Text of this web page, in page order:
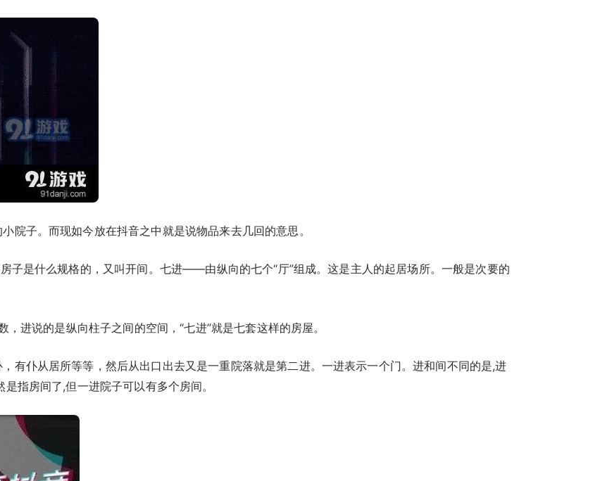
院子。而现如今放在抖音之中就是说物品来去几回的意思。
子是什么规格的，又叫开间。七进——由纵向的七个“厅”组成。这是主人的起居场所。一般是次要的
，进说的是纵向柱子之间的空间，“七进”就是七套这样的房屋。
有仆从居所等等，然后从出口出去又是一重院落就是第二进。一进表示一个门。进和间不同的是,进
指房间了,但一进院子可以有多个房间。